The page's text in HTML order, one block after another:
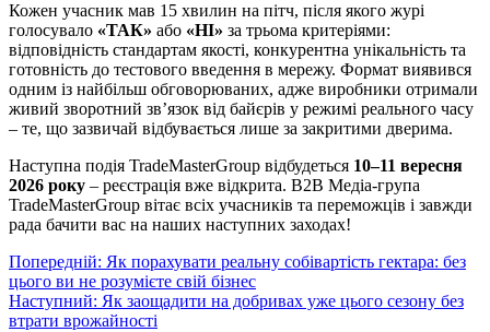
Кожен учасник мав 15 хвилин на пітч, після якого журі
голосувало «ТАК» або «НІ» за трьома критеріями:
відповідність стандартам якості, конкурентна унікальність та
готовність до тестового введення в мережу. Формат виявився
одним із найбільш обговорюваних, адже виробники отримали
живий зворотний зв’язок від байєрів у режимі реального часу
– те, що зазвичай відбувається лише за закритими дверима.
Наступна подія TradeMasterGroup відбудеться 10–11 вересня
2026 року – реєстрація вже відкрита. B2B Медіа-група
TradeMasterGroup вітає всіх учасників та переможців і завжди
рада бачити вас на наших наступних заходах!
Навігація
записів
Попередній: Як порахувати реальну собівартість гектара: без
цього ви не розумієте свій бізнес
Наступний: Як заощадити на добривах уже цього сезону без
втрати врожайності